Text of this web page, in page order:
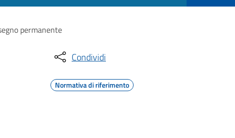
permanente
Condividi
Normativa di riferimento